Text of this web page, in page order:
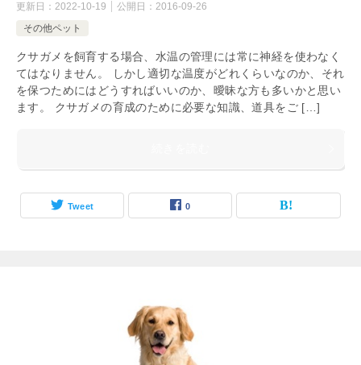
更新日： 2022-10-19 公開日： 2016-09-26
その他ペット
クサガメを飼育する場合、水温の管理には常に神経を使わなく
てはなりません。 しかし適切な温度がどれくらいなのか、それ
を保つためにはどうすればいいのか、曖昧な方も多いかと思い
ます。 クサガメの育成のために必要な知識、道具をご […]
Tweet 0